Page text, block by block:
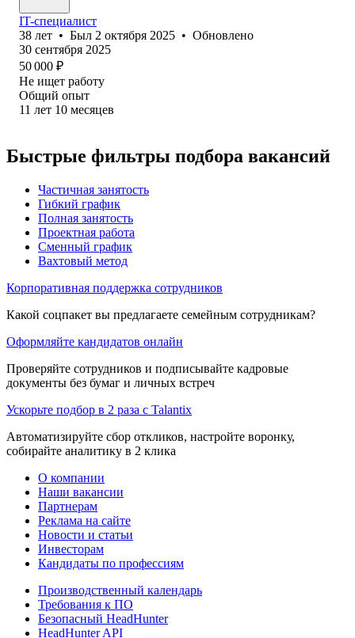
IT-специалист
38 лет • Был 2 октября 2025 • Обновлено
30 сентября 2025
50 000 ₽
Не ищет работу
Общий опыт
11 лет 10 месяцев
Быстрые фильтры подбора вакансий
Частичная занятость
Гибкий график
Полная занятость
Проектная работа
Сменный график
Вахтовый метод
Корпоративная поддержка сотрудников
Какой соцпакет вы предлагаете семейным сотрудникам?
Оформляйте кандидатов онлайн
Проверяйте сотрудников и подписывайте кадровые
документы без бумаг и личных встреч
Ускорьте подбор в 2 раза с Talantix
Автоматизируйте сбор откликов, настройте воронку,
собирайте аналитику в 2 клика
О компании
Наши вакансии
Партнерам
Реклама на сайте
Новости и статьи
Инвесторам
Кандидаты по профессиям
Производственный календарь
Требования к ПО
Безопасный HeadHunter
HeadHunter API